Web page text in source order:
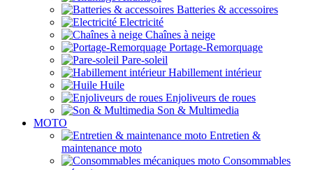
Batteries & accessoires
Electricité
Chaînes à neige
Portage-Remorquage
Pare-soleil
Habillement intérieur
Huile
Enjoliveurs de roues
Son & Multimedia
MOTO
Entretien &
maintenance moto
Consommables